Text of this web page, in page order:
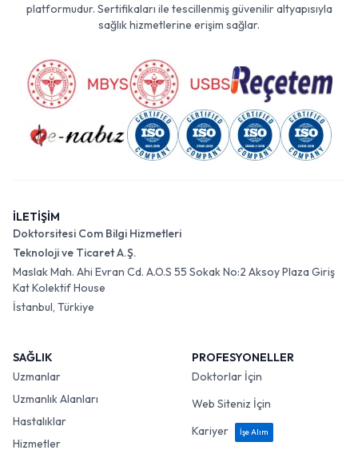
platformudur. Sertifikaları ile tescillenmiş güvenilir altyapısıyla
sağlık hizmetlerine erişim sağlar.
İLETİŞİM
Doktorsitesi Com Bilgi Hizmetleri
Teknoloji ve Ticaret A.Ş.
Maslak Mah. Ahi Evran Cd. A.O.S 55 Sokak No:2 Aksoy Plaza Giriş
Kat Kolektif House
İstanbul, Türkiye
SAĞLIK
Uzmanlar
Uzmanlık Alanları
Hastalıklar
Hizmetler
PROFESYONELLER
Doktorlar İçin
Web Siteniz İçin
Kariyer
İşe Alım